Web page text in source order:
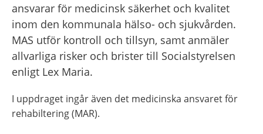
ansvarar för medicinsk säkerhet och kvalitet
inom den kommunala hälso- och sjukvården.
MAS utför kontroll och tillsyn, samt anmäler
allvarliga risker och brister till Socialstyrelsen
enligt Lex Maria.
I uppdraget ingår även det medicinska ansvaret för
rehabiltering (MAR).